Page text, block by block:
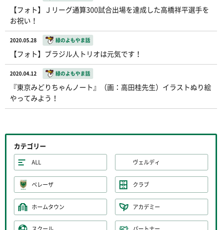
【フォト】Ｊリーグ通算300試合出場を達成した高橋祥平選手を
お祝い！
2020.05.28 緑のよもやま話
【フォト】ブラジル人トリオは元気です！
2020.04.12 緑のよもやま話
『東京みどりちゃんノート』（画：高田桂先生）イラストぬり絵
やってみよう！
カテゴリー
ALL ヴェルディ
ベレーザ クラブ
ホームタウン アカデミー